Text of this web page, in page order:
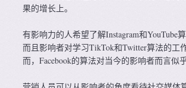
果的增长上。
有影响力的人希望了解Instagram和YouTube
而且影响者对学习TikTok和Twitter算法的工
而，Facebook的算法对当今的影响者而言似